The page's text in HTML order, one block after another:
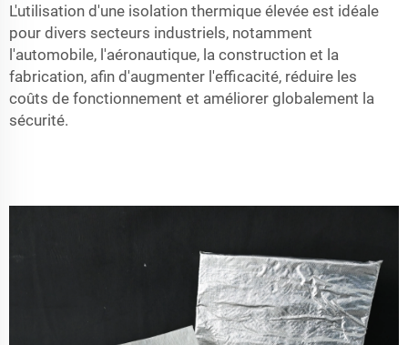
L'utilisation d'une isolation thermique élevée est idéale
pour divers secteurs industriels, notamment
l'automobile, l'aéronautique, la construction et la
fabrication, afin d'augmenter l'efficacité, réduire les
coûts de fonctionnement et améliorer globalement la
sécurité.